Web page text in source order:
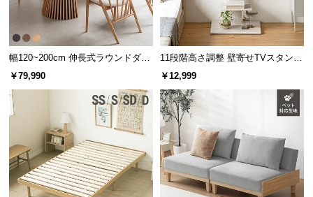
幅120~200cm 伸長式ラウンドダイ
ニングテーブル 6人掛け 天然木突
板 美しい格子デザイン
￥79,990
11段階高さ調整 壁寄せTVスタンド
キャスター付き 上下左右角度調節
￥12,999